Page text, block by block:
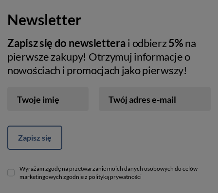
Newsletter
Zapisz się do newsletterai odbierz5%na
pierwsze zakupy! Otrzymuj informacje o
nowościach i promocjach jako pierwszy!
Twoje imię Twój adres e-mail
Zapisz się
Wyrażam zgodę na przetwarzanie moich danych osobowych do celów
marketingowych zgodnie z polityką prywatności